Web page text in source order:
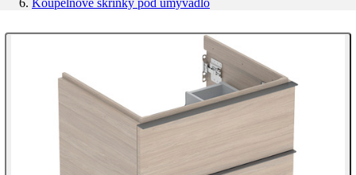
Koupelnové skříňky pod umyvadlo